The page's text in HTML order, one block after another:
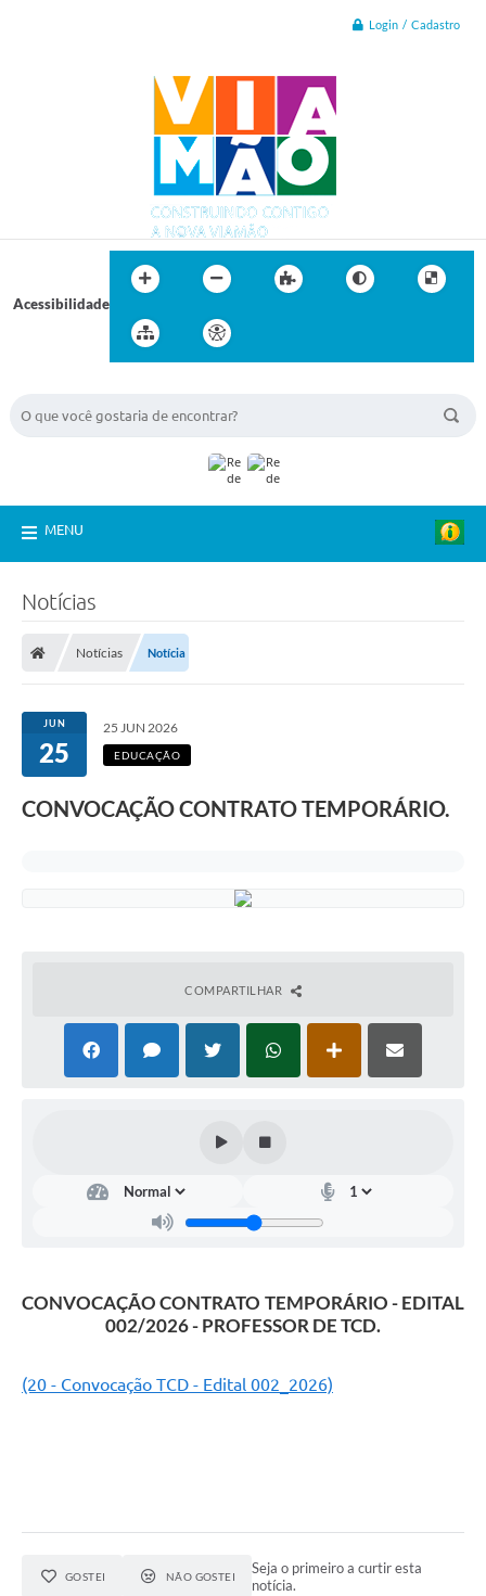
Login / Cadastro
Acessibilidade
MENU
Notícias
Notícias Notícia
JUN
25
25 JUN 2026
EDUCAÇÃO
CONVOCAÇÃO CONTRATO TEMPORÁRIO.
COMPARTILHAR
CONVOCAÇÃO CONTRATO TEMPORÁRIO - EDITAL
002/2026 - PROFESSOR DE TCD.
(20 - Convocação TCD - Edital 002_2026)
GOSTEI NÃO GOSTEI
Seja o primeiro a curtir esta
notícia.